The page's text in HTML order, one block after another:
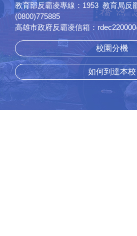
教育部反霸凌專線：1953 教育局反
(0800)775885
高雄市政府反霸凌信箱：
校園分機
如何到達本校